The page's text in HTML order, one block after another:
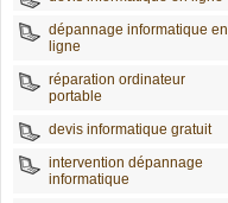
dépannage informatique en
ligne
réparation ordinateur
portable
devis informatique gratuit
intervention dépannage
informatique